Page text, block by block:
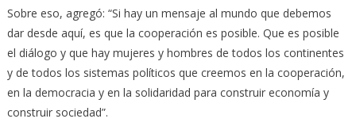
Sobre eso, agregó: “Si hay un mensaje al mundo que debemos
dar desde aquí, es que la cooperación es posible. Que es posible
el diálogo y que hay mujeres y hombres de todos los continentes
y de todos los sistemas políticos que creemos en la cooperación,
en la democracia y en la solidaridad para construir economía y
construir sociedad”.